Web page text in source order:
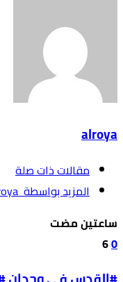
alroya
‫مقالات ذات صلة‬
‫‫المزيد بواسطة‬ ‬ alroya
‫‫‫‏‫ساعتين مضت‬
0
6